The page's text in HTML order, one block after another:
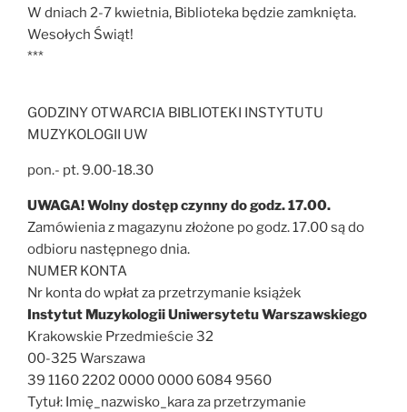
W dniach 2-7 kwietnia, Biblioteka będzie zamknięta.
Wesołych Świąt!
***
GODZINY OTWARCIA BIBLIOTEKI INSTYTUTU
MUZYKOLOGII UW
pon.- pt. 9.00-18.30
UWAGA! Wolny dostęp czynny do godz. 17.00.
Zamówienia z magazynu złożone po godz. 17.00 są do
odbioru następnego dnia.
NUMER KONTA
Nr konta do wpłat za przetrzymanie książek
Instytut Muzykologii Uniwersytetu Warszawskiego
Krakowskie Przedmieście 32
00-325 Warszawa
39 1160 2202 0000 0000 6084 9560
Tytuł: Imię_nazwisko_kara za przetrzymanie